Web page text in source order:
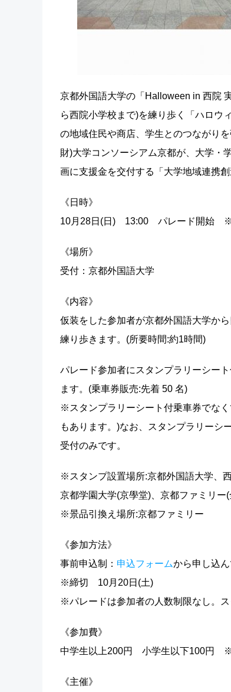
京都外国語大学の「Halloween in 西院
ら西院小学校まで)を練り歩く「ハロウ
の地域住民や商店、学生とのつながり
財)大学コンソーシアム京都が、大学・
画に支援金を交付する「大学地域連携
《日時》
10月28日(日) 13:00 パレード開始
《場所》
受付：京都外国語大学
《内容》
仮装をした参加者が京都外国語大学か
練り歩きます。(所要時間:約1時間)
パレード参加者にスタンプラリーシー
ます。(乗車券販売:先着 50 名)
※スタンプラリーシート付乗車券でな
もあります。)なお、スタンプラリーシ
受付のみです。
※スタンプ設置場所:京都外国語大学、
京都学園大学(京學堂)、京都ファミリー
※景品引換え場所:京都ファミリー
《参加方法》
事前申込制： 申込フォームから申し込ん
※締切 10月20日(土)
※パレードは参加者の人数制限なし。ス
《参加費》
中学生以上200円 小学生以下100円
《主催》